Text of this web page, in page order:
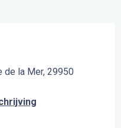
de la Mer, 29950